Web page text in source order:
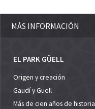
MÁS INFORMACIÓN
EL PARK GÜELL
Origen y creación
Gaudí y Güell
Más de cien años de historia